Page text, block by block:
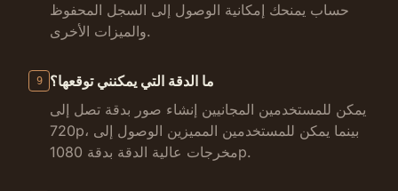
حساب يمنحك إمكانية الوصول إلى السجل المحفوظ
والميزات الأخرى.
9
ما الدقة التي يمكنني توقعها؟
يمكن للمستخدمين المجانيين إنشاء صور بدقة تصل إلى
720p، بينما يمكن للمستخدمين المميزين الوصول إلى
مخرجات عالية الدقة بدقة 1080p.